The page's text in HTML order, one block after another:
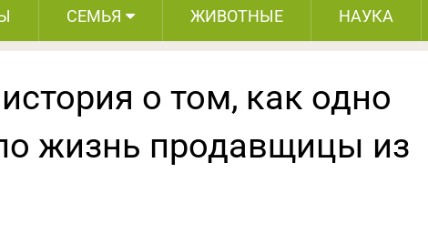
СЕМЬЯ ЖИВОТНЫЕ НАУКА
о том, как одно
жизнь продавщицы из